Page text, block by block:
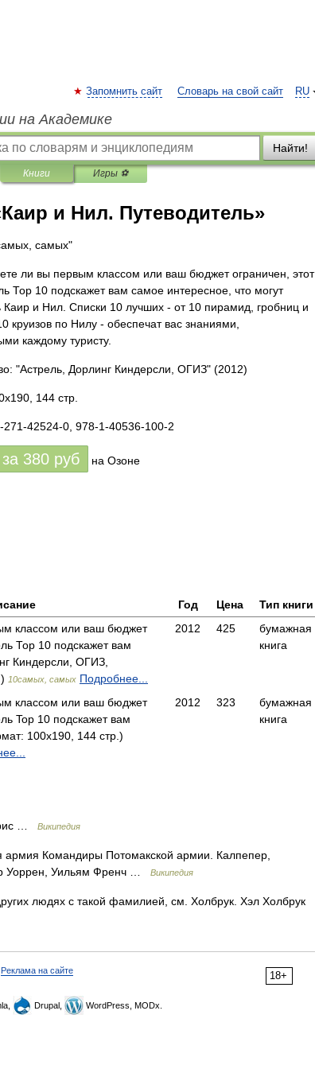
RU
Запомнить сайт Словарь на свой сайт
на Академике
Найти!
Книги Игры ⚽
и Нил. Путеводитель»
самых"
ли вы первым классом или ваш бюджет ограничен, этот
Тор 10 подскажет вам самое интересное, что могут
Каир и Нил. Списки 10 лучших - от 10 пирамид, гробниц и
круизов по Нилу - обеспечат вас знаниями,
каждому туристу.
"Астрель, Дорлинг Киндерсли, ОГИЗ" (2012)
144 стр.
271-42524-0, 978-1-40536-100-2
380 руб на Озоне
Год Цена
Тип книги
классом или ваш бюджет
Тор 10 подскажет вам
Киндерсли, ОГИЗ,
10самых, самых Подробнее...
2012 425
бумажная
книга
классом или ваш бюджет
Top 10 подскажет вам
100x190, 144 стр.)
2012 323
бумажная
книга
… Википедия
армия Командиры Потомакской армии. Калпепер,
Уоррен, Уильям Френч …
Википедия
людях с такой фамилией, см. Холбрук. Хэл Холбрук
18+
Реклама на сайте
Drupal, WordPress, MODx.